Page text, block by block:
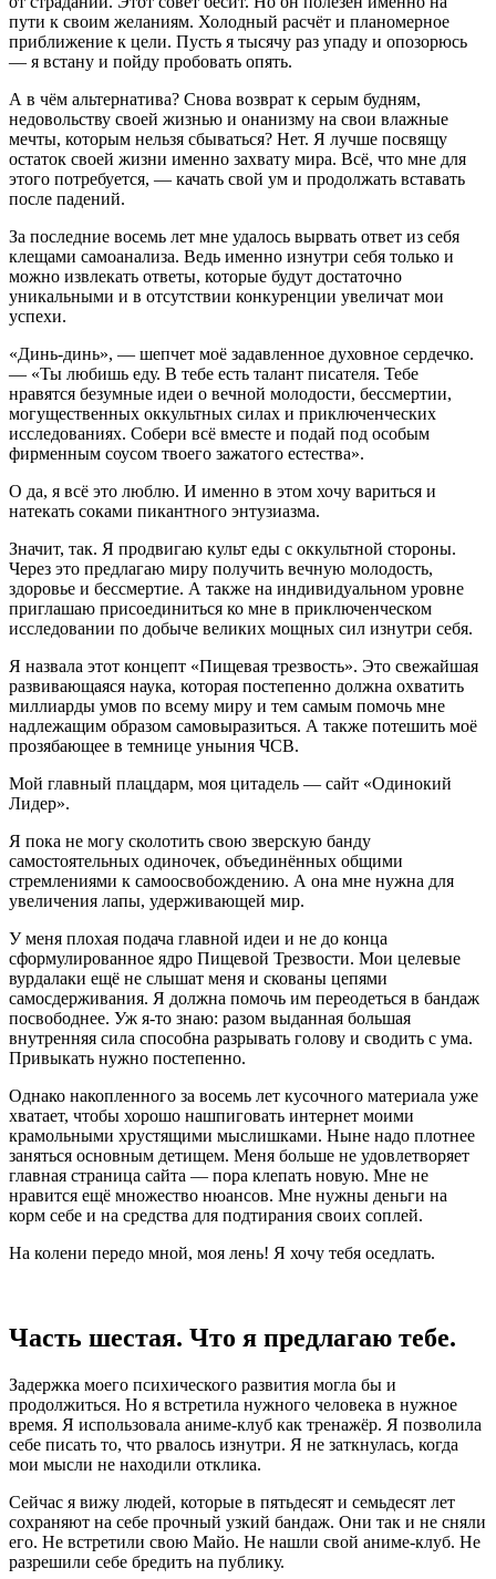
пути к своим желаниям. Холодный расчёт и планомерное
приближение к цели. Пусть я тысячу раз упаду и опозорюсь
— я встану и пойду пробовать опять.
А в чём альтернатива? Снова возврат к серым будням,
недовольству своей жизнью и онанизму на свои влажные
мечты, которым нельзя сбываться? Нет. Я лучше посвящу
остаток своей жизни именно захвату мира. Всё, что мне для
этого потребуется, — качать свой ум и продолжать вставать
после падений.
За последние восемь лет мне удалось вырвать ответ из себя
клещами самоанализа. Ведь именно изнутри себя только и
можно извлекать ответы, которые будут достаточно
уникальными и в отсутствии конкуренции увеличат мои
успехи.
«Динь-динь», — шепчет моё задавленное духовное сердечко.
— «Ты любишь еду. В тебе есть талант писателя. Тебе
нравятся безумные идеи о вечной молодости, бессмертии,
могущественных оккультных силах и приключенческих
исследованиях. Собери всё вместе и подай под особым
фирменным соусом твоего зажатого естества».
О да, я всё это люблю. И именно в этом хочу вариться и
натекать соками пикантного энтузиазма.
Значит, так. Я продвигаю культ еды с оккультной стороны.
Через это предлагаю миру получить вечную молодость,
здоровье и бессмертие. А также на индивидуальном уровне
приглашаю присоединиться ко мне в приключенческом
исследовании по добыче великих мощных сил изнутри себя.
Я назвала этот концепт «Пищевая трезвость». Это свежайшая
развивающаяся наука, которая постепенно должна охватить
миллиарды умов по всему миру и тем самым помочь мне
надлежащим образом самовыразиться. А также потешить моё
прозябающее в темнице уныния ЧСВ.
Мой главный плацдарм, моя цитадель — сайт «Одинокий
Лидер».
Я пока не могу сколотить свою зверскую банду
самостоятельных одиночек, объединённых общими
стремлениями к самоосвобождению. А она мне нужна для
увеличения лапы, удерживающей мир.
У меня плохая подача главной идеи и не до конца
сформулированное ядро Пищевой Трезвости. Мои целевые
вурдалаки ещё не слышат меня и скованы цепями
самосдерживания. Я должна помочь им переодеться в бандаж
посвободнее. Уж я-то знаю: разом выданная большая
внутренняя сила способна разрывать голову и сводить с ума.
Привыкать нужно постепенно.
Однако накопленного за восемь лет кусочного материала уже
хватает, чтобы хорошо нашпиговать интернет моими
крамольными хрустящими мыслишками. Ныне надо плотнее
заняться основным детищем. Меня больше не удовлетворяет
главная страница сайта — пора клепать новую. Мне не
нравится ещё множество нюансов. Мне нужны деньги на
корм себе и на средства для подтирания своих соплей.
На колени передо мной, моя лень! Я хочу тебя оседлать.
Часть шестая. Что я предлагаю тебе.
Задержка моего психического развития могла бы и
продолжиться. Но я встретила нужного человека в нужное
время. Я использовала аниме-клуб как тренажёр. Я позволила
себе писать то, что рвалось изнутри. Я не заткнулась, когда
мои мысли не находили отклика.
Сейчас я вижу людей, которые в пятьдесят и семьдесят лет
сохраняют на себе прочный узкий бандаж. Они так и не сняли
его. Не встретили свою Майо. Не нашли свой аниме-клуб. Не
разрешили себе бредить на публику.